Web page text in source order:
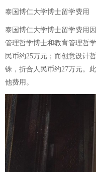
泰国博仁大学博士留学费用
泰国博仁大学博士留学费用
管理哲学博士和教育管理哲
民币约25万元；而创意设计
铢，折合人民币约27万元。
他费用。